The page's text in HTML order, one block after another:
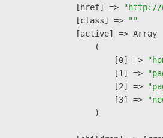
            [href] =>
"http://
            [class] =>
""
            [active] => Array
                (
                    [0] =>
                    [1] =>
                    [2] =>
                    [3] =>
                )